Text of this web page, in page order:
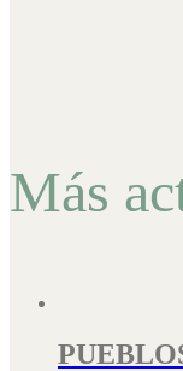
Más